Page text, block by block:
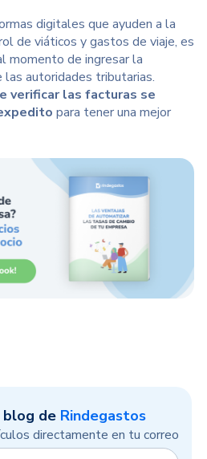
de Rindegastos
directamente en tu correo
digitales que ayuden a la
de viáticos y gastos de viaje, es
momento de ingresar la
las autoridades tributarias.
verificar las facturas se
para tener una mejor